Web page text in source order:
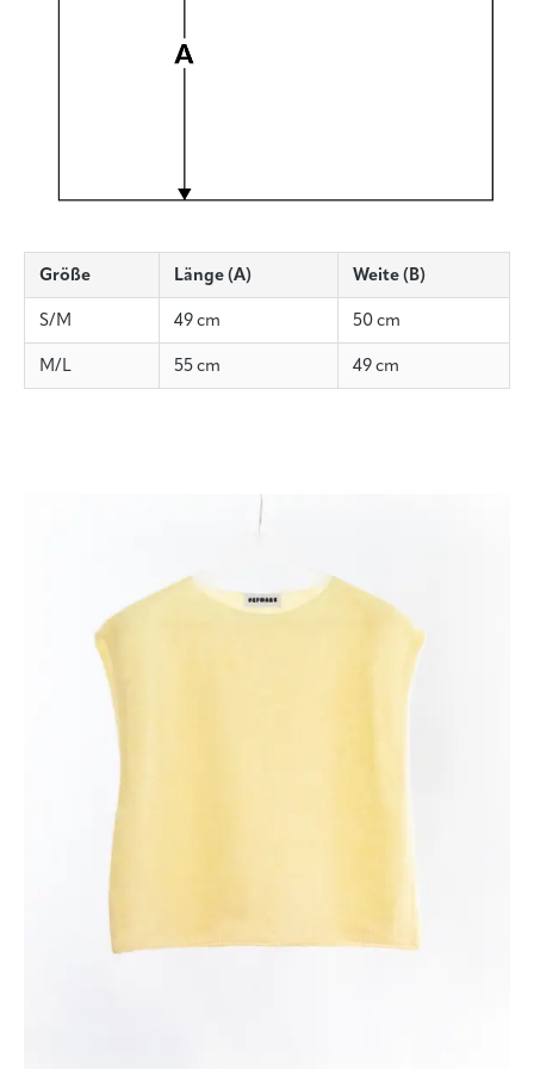
Die Knötchen lassen sich vorsichtig mit den Fingern oder einer
Größe Länge (A) Weite (B)
S/M 49 cm 50 cm
M/L 55 cm 49 cm